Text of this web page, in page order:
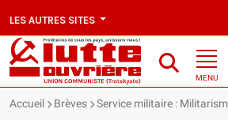
LES AUTRES SITES
MENU
Accueil Brèves Service militaire :